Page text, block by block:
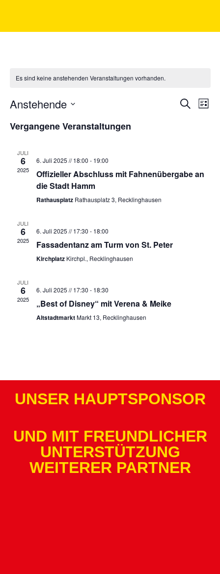
Es sind keine anstehenden Veranstaltungen vorhanden.
Suche
Liste
Anstehende
wählen.
Vergangene Veranstaltungen
JULI
6
2025
6. Juli 2025 // 18:00 - 19:00
Offizieller Abschluss mit Fahnenübergabe an
die Stadt Hamm
Rathausplatz Rathausplatz 3, Recklinghausen
JULI
6
2025
6. Juli 2025 // 17:30 - 18:00
Fassadentanz am Turm von St. Peter
Kirchplatz Kirchpl., Recklinghausen
JULI
6
2025
6. Juli 2025 // 17:30 - 18:30
„Best of Disney“ mit Verena & Meike
AltstadtmarktMarkt 13, Recklinghausen
UNSER HAUPTSPONSOR
UND MIT FREUNDLICHER
UNTERSTÜTZUNG
WEITERER PARTNER